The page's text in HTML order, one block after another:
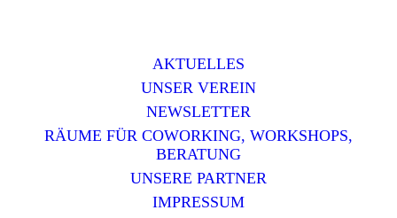
AKTUELLES
UNSER VEREIN
NEWSLETTER
RÄUME FÜR COWORKING, WORKSHOPS,
BERATUNG
UNSERE PARTNER
IMPRESSUM